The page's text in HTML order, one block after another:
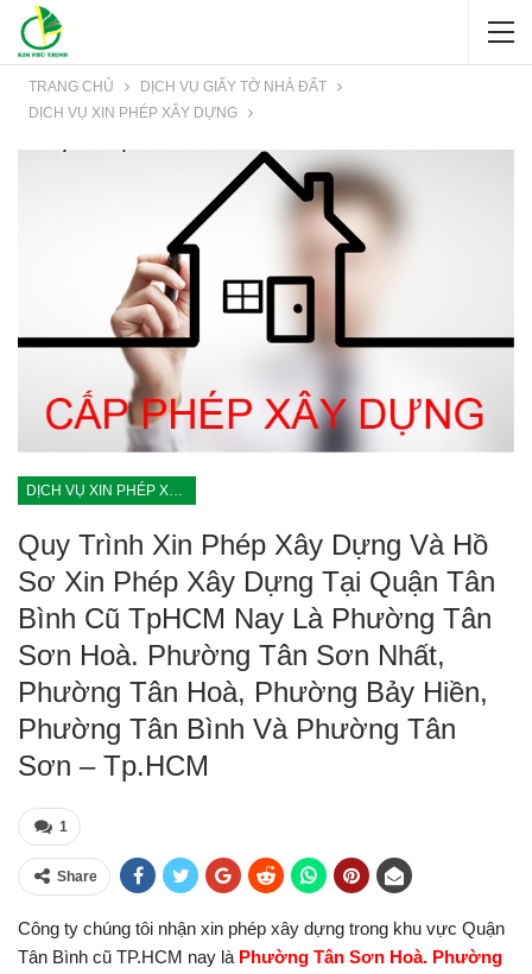
TRANG CHỦ
DỊCH VỤ GIẤY TỜ NHÀ ĐẤT
DỊCH VỤ XIN PHÉP XÂY DỰNG
DỊCH VỤ XIN PHÉP XÂY DỰNG
Quy Trình Xin Phép Xây Dựng Và Hồ
Sơ Xin Phép Xây Dựng Tại Quận Tân
Bình Cũ TpHCM Nay Là Phường Tân
Sơn Hoà. Phường Tân Sơn Nhất,
Phường Tân Hoà, Phường Bảy Hiền,
Phường Tân Bình Và Phường Tân
Sơn – Tp.HCM
1
Share
Công ty chúng tôi nhận xin phép xây dựng trong khu vực Quận
Tân Bình cũ TP.HCM nay là Phường Tân Sơn Hoà. Phường